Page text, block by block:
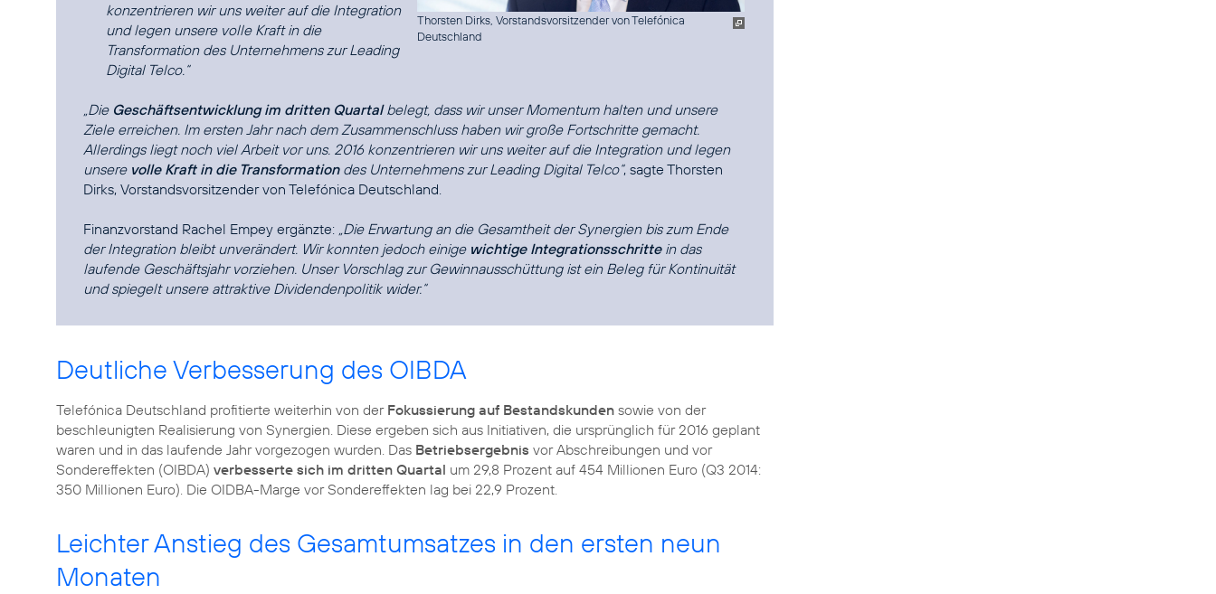
Thorsten Dirks, Vorstandsvorsitzender von Telefónica
Deutschland
konzentrieren wir uns weiter auf die Integration
und legen unsere volle Kraft in die
Transformation des Unternehmens zur Leading
Digital Telco.“
„Die Geschäftsentwicklung im dritten Quartalbelegt, dass wir unser Momentum halten und unsere
Ziele erreichen. Im ersten Jahr nach dem Zusammenschluss haben wir große Fortschritte gemacht.
Allerdings liegt noch viel Arbeit vor uns. 2016 konzentrieren wir uns weiter auf die Integration und legen
unsere volle Kraft in die Transformationdes Unternehmens zur Leading Digital Telco“, sagte Thorsten
Dirks, Vorstandsvorsitzender von Telefónica Deutschland.
Finanzvorstand Rachel Empey ergänzte: „Die Erwartung an die Gesamtheit der Synergien bis zum Ende
der Integration bleibt unverändert. Wir konnten jedoch einige wichtige Integrationsschrittein das
laufende Geschäftsjahr vorziehen. Unser Vorschlag zur Gewinnausschüttung ist ein Beleg für Kontinuität
und spiegelt unsere attraktive Dividendenpolitik wider.“
Deutliche Verbesserung des OIBDA
Telefónica Deutschland profitierte weiterhin von der Fokussierung auf Bestandskunden sowie von der
beschleunigten Realisierung von Synergien. Diese ergeben sich aus Initiativen, die ursprünglich für 2016 geplant
waren und in das laufende Jahr vorgezogen wurden. Das Betriebsergebnis vor Abschreibungen und vor
Sondereffekten (OIBDA) verbesserte sich im dritten Quartal um 29,8 Prozent auf 454 Millionen Euro (Q3 2014:
350 Millionen Euro). Die OIDBA-Marge vor Sondereffekten lag bei 22,9 Prozent.
Leichter Anstieg des Gesamtumsatzes in den ersten neun
Monaten